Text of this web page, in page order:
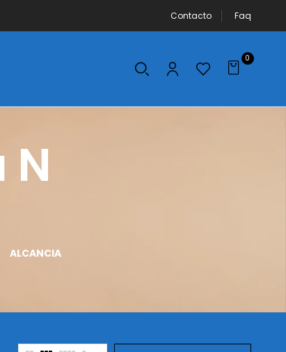
Contacto Faq
0
ALCANCIA